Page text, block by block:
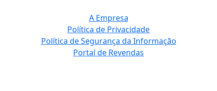
A Empresa
Política de Privacidade
Política de Segurança da Informação
Portal de Revendas